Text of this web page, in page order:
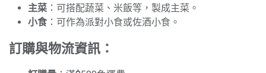
主菜 ：可搭配蔬菜、米飯等，製成主菜。
小食：可作為派對小食或佐酒小食。
訂購與物流資訊：